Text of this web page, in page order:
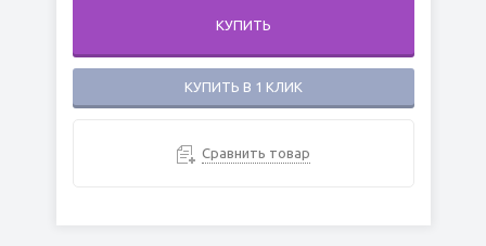
КУПИТЬ
КУПИТЬ В 1 КЛИК
Сравнить товар